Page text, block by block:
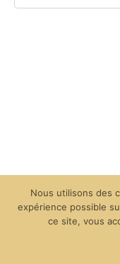
Nous utilisons des
expérience possible
ce site, vous